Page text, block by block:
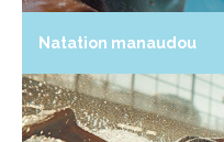
Natation manaudou